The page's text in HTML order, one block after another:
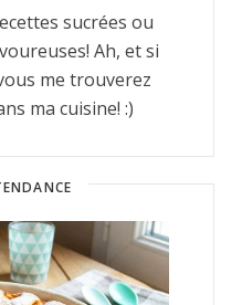
sucrées ou
Ah, et si
me trouverez
ma cuisine! :)